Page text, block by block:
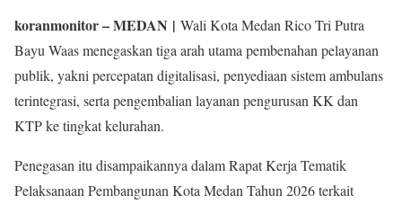
koranmonitor– MEDAN | Wali Kota Medan Rico Tri Putra
Bayu Waas menegaskan tiga arah utama pembenahan pelayanan
publik, yakni percepatan digitalisasi, penyediaan sistem ambulans
terintegrasi, serta pengembalian layanan pengurusan KK dan
KTP ke tingkat kelurahan.
Penegasan itu disampaikannya dalam Rapat Kerja Tematik
Pelaksanaan Pembangunan Kota Medan Tahun 2026 terkait